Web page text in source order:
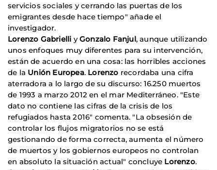
servicios sociales y cerrando las puertas de los
emigrantes desde hace tiempo" añade el
investigador.
Lorenzo Gabrielli yGonzalo Fanjul, aunque utilizando
unos enfoques muy diferentes para su intervención,
están de acuerdo en una cosa: las horribles acciones
de la Unión Europea. Lorenzo recordaba una cifra
aterradora a lo largo de su discurso: 16.250 muertos
de 1993 a marzo 2012 en el mar Mediterráneo. "Este
dato no contiene las cifras de la crisis de los
refugiados hasta 2016" comenta. "La obsesión de
controlar los flujos migratorios no se está
gestionando de forma correcta, aumenta el número
de muertos y los gobiernos europeos no controlan
en absoluto la situación actual" concluye Lorenzo.